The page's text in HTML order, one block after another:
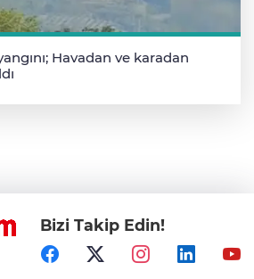
Havadan ve karadan
Bizi Takip Edin!